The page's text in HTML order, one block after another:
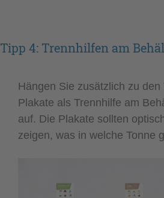
Tipp 4: Trennhilfen am
Hängen Sie zusätzlich zu den
Plakate als Trennhilfe am
auf. Die Plakate sollten
zeigen, was in welche Tonne